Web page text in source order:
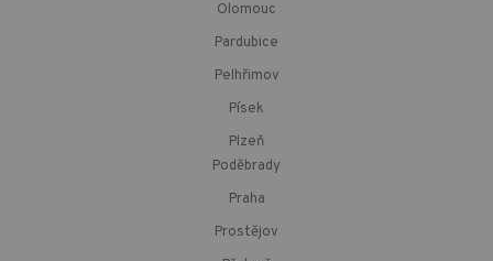
Olomouc
Pardubice
Pelhřimov
Písek
Plzeň
Poděbrady
Praha
Prostějov